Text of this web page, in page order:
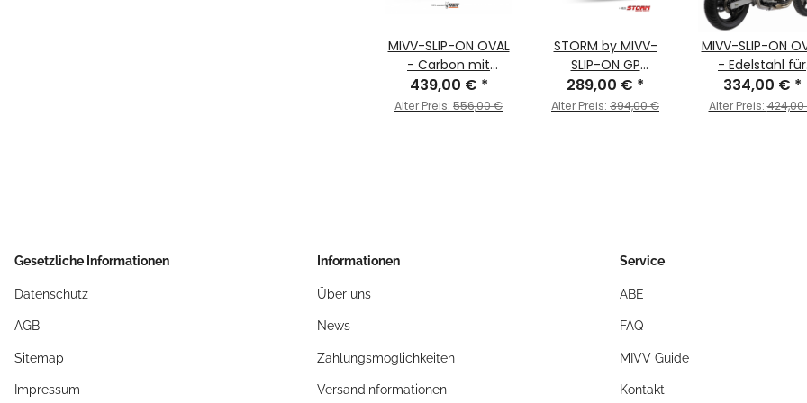
MIVV-SLIP-ON OVAL
- Carbon mit
Carbon Endkappe
für SUZUKI - GSF 650
439,00 € *
Alter Preis: 556,00 €
STORM by MIVV-
SLIP-ON GP
Edelstahl schwarz
mit
289,00 € *
Alter Preis: 394,00 €
MIVV-SLIP-ON
- Edelstahl für
SUZUKI - GSF 650
BANDIT BJ.
334,00 € *
Alter Preis:
Gesetzliche Informationen
Datenschutz
AGB
Sitemap
Impressum
Informationen
Über uns
News
Zahlungsmöglichkeiten
Versandinformationen
Service
ABE
FAQ
MIVV Guide
Kontakt